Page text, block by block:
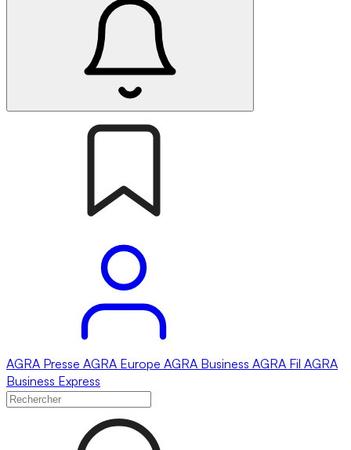
AGRA Presse AGRA Europe AGRA Business AGRA Fil AGRA
Business Express